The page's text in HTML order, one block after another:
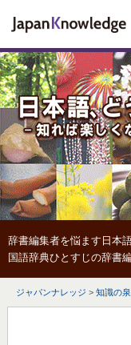
辞書編集者を悩ます日本
国語辞典ひとすじの辞書
ジャパンナレッジ > 知識の泉